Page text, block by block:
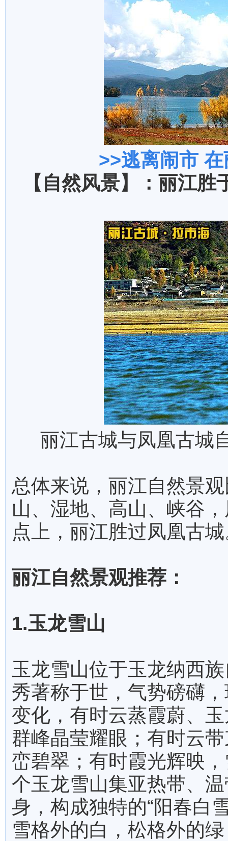
>>逃离闹市
【自然风景】：丽江胜
丽江古城与凤凰古城
总体来说，丽江自然景
山、湿地、高山、峡谷
点上，丽江胜过凤凰古
丽江自然景观推荐：
1.玉龙雪山
玉龙雪山位于玉龙纳西
秀著称于世，气势磅礴
变化，有时云蒸霞蔚、
群峰晶莹耀眼；有时云
峦碧翠；有时霞光辉映
个玉龙雪山集亚热带、
身，构成独特的“阳春白
雪格外的白，松格外的